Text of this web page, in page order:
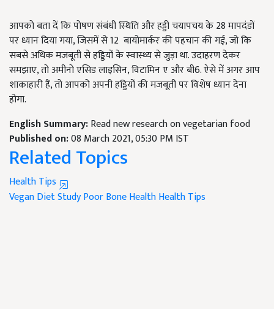
आपको बता दें कि पोषण संबंधी स्थिति और हड्डी चयापचय के 28 मापदंडों
पर ध्यान दिया गया, जिसमें से 12 बायोमार्कर की पहचान की गई, जो कि
सबसे अधिक मजबूती से हड्डियों के स्वास्थ्य से जुड़ा था. उदाहरण देकर
समझाए, तो अमीनो एसिड लाइसिन, विटामिन ए और बी6. ऐसे में अगर आप
शाकाहारी हैं, तो आपको अपनी हड्डियों की मजबूती पर विशेष ध्यान देना
होगा.
English Summary:Read new research on vegetarian food
Published on:08 March 2021, 05:30 PM IST
Related Topics
Health Tips
Vegan DietStudyPoorBone HealthHealth Tips